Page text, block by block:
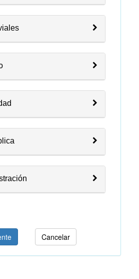
Cancelar